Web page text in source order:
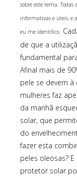
sobre este tema. Todas
informativas e úteis, e
eu me identifico.
de que a
fundamental
Afinal mais de
pele se devem
mulheres faz
da manhã
solar, que
do
fazer esta
peles oleosas?
protetor solar